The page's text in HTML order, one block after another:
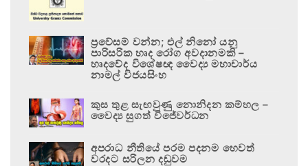
ප්‍රවේසම් වන්න; එල් නිනෝ යනු
පාරිසරික හෘද රෝග අවදානමකි –
හෘදවේද විශේෂඥ වෛද්‍ය මහාචාර්ය
නාමල් විජයසිංහ
කුස තුළ සැඟවුණු නොනිදන කම්හල –
වෛද්‍ය සුගත් විජේවර්ධන
අපරාධ නීතියේ පරම පදනම හෙවත්
වරදට සරිලන දඬුවම